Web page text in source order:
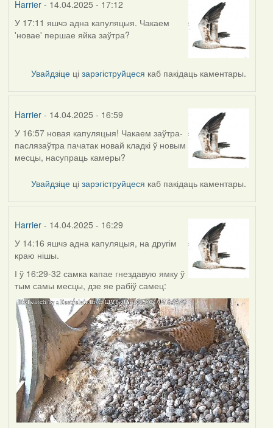
Harrier- 14.04.2025 - 17:12
У 17:11 яшчэ адна капуляцыя. Чакаем
'новае' першае яйка заўтра?
Увайдзіце цізарэгіструйцеся каб пакідаць каментары.
Harrier- 14.04.2025 - 16:59
У 16:57 новая капуляцыя! Чакаем заўтра-
паслязаўтра пачатак новай кладкі ў новым
месцы, насупраць камеры?
Увайдзіце цізарэгіструйцеся каб пакідаць каментары.
Harrier- 14.04.2025 - 16:29
У 14:16 яшчэ адна капуляцыя, на другім
краю нішы.
І ў 16:29-32 самка капае гнездавую ямку ў
тым самы месцы, дзе яе рабіў самец: